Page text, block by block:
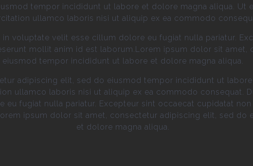
tempor incididunt ut labore et dolore magna aliqua. Ut
ullamco laboris nisi ut aliquip ex ea commodo
voluptate velit esse cillum dolore eu fugiat nulla pariatur.
mollit anim id est laborum.Lorem ipsum dolor sit amet,
eiusmod tempor incididunt ut labore et dolore magna aliqua.
adipiscing elit, sed do eiusmod tempor incididunt ut
ullamco laboris nisi ut aliquip ex ea commodo consequat.
eu fugiat nulla pariatur. Excepteur sint occaecat cupidatat
ipsum dolor sit amet, consectetur adipiscing elit, sed do
et dolore magna aliqua.